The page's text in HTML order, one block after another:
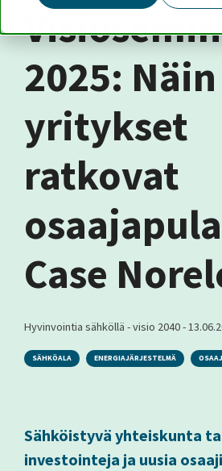
2025: Näin
yritykset
ratkovat
Case
Hyvinvointia sähköllä - visio 2040-
SÄHKÖALA ENERGIAJÄRJESTELMÄ
Sähköistyvä yhteiskunta
investointeja ja uusia